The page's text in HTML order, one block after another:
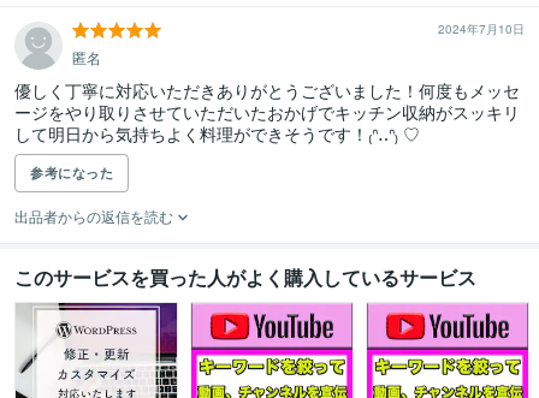
2024年7月10日
匿名
優しく丁寧に対応いただきありがとうございました！何度もメッセ
ージをやり取りさせていただいたおかげでキッチン収納がスッキリ
して明日から気持ちよく料理ができそうです！₍ᐢ‥ᐢ₎ ♡
参考になった
出品者からの返信を読む
このサービスを買った人がよく購入しているサービス